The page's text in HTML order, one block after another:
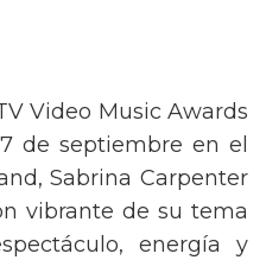
Video Music Awards
de septiembre en el
Sabrina Carpenter
vibrante de su tema
energía y